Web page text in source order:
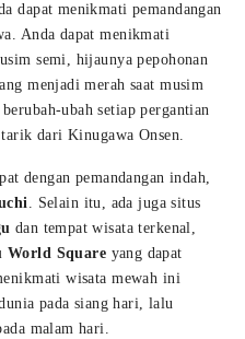
dapat menikmati pemandangan
Anda dapat menikmati
semi, hijaunya pepohonan
menjadi merah saat musim
ubah setiap pergantian
dari Kinugawa Onsen.
dengan pemandangan indah,
. Selain itu, ada juga situs
dan tempat wisata terkenal,
World Square yang dapat
wisata mewah ini
pada siang hari, lalu
malam hari.